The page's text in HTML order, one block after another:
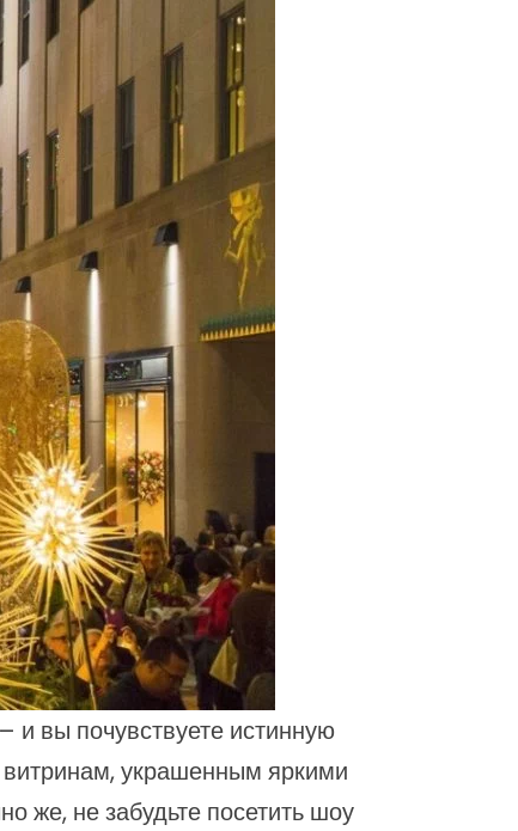
вы почувствуете истинную
украшенным яркими
же, не забудьте посетить шоу